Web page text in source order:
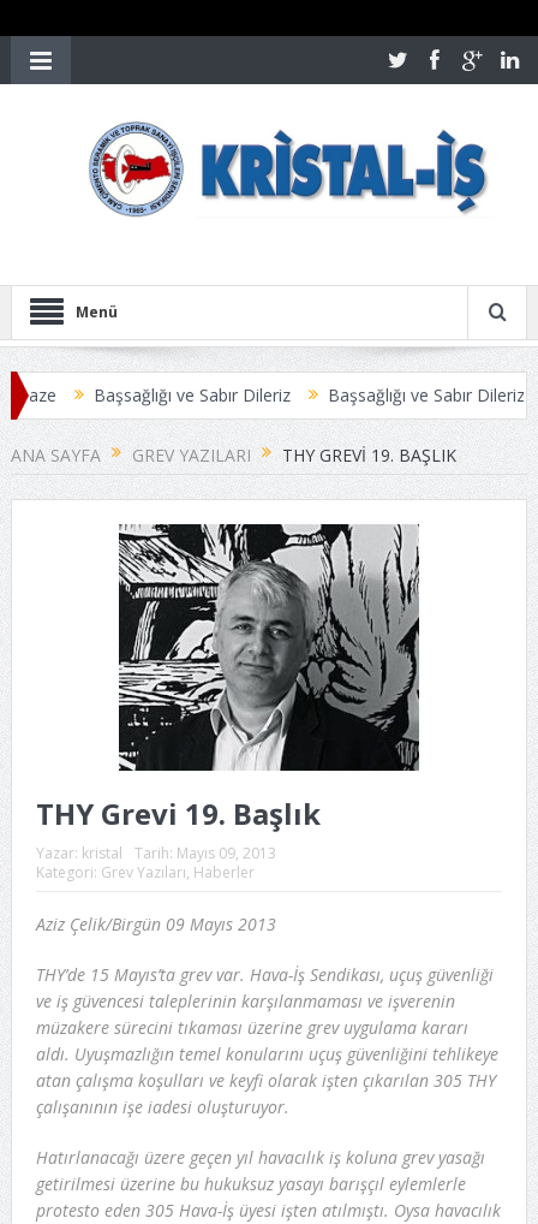
Menü
Başsağlığı ve Sabır Dileriz Başsağlığı ve Sabır Dileriz
ANLAŞMAYLA SONUÇLANDI
Üyelerimize Duyuru
ANA SAYFA GREV YAZILARI THY GREVI 19. BAŞLIK
THY Grevi 19. Başlık
Yazar: kristal Tarih: Mayıs 09, 2013
Kategori: Grev Yazıları, Haberler
Aziz Çelik/Birgün 09 Mayıs 2013
THY’de 15 Mayıs’ta grev var. Hava-İş Sendikası, uçuş güvenliği
ve iş güvencesi taleplerinin karşılanmaması ve işverenin
müzakere sürecini tıkaması üzerine grev uygulama kararı
aldı. Uyuşmazlığın temel konularını uçuş güvenliğini tehlikeye
atan çalışma koşulları ve keyfi olarak işten çıkarılan 305 THY
çalışanının işe iadesi oluşturuyor.
Hatırlanacağı üzere geçen yıl havacılık iş koluna grev yasağı
getirilmesi üzerine bu hukuksuz yasayı barışçıl eylemlerle
protesto eden 305 Hava-İş üyesi işten atılmıştı. Oysa havacılık